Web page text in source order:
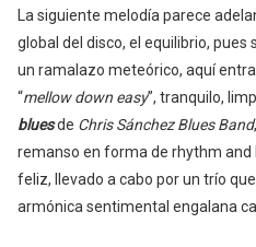
La siguiente melodía parece
global del disco, el equilibrio,
un ramalazo meteórico, aquí
“mellow down easy”, tranquilo,
bluesde Chris Sánchez Blues Band
remanso en forma de rhythm
feliz, llevado a cabo por un trío
armónica sentimental engalana